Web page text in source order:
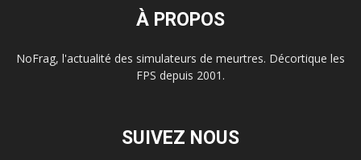
À PROPOS
NoFrag, l'actualité des simulateurs de meurtres. Décortique les
FPS depuis 2001.
SUIVEZ NOUS